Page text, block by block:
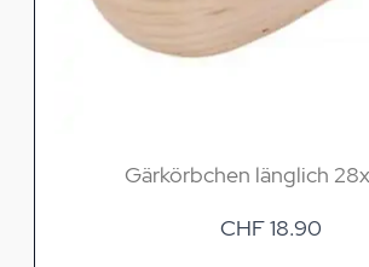
Gärkörbchen länglich
CHF 18.90